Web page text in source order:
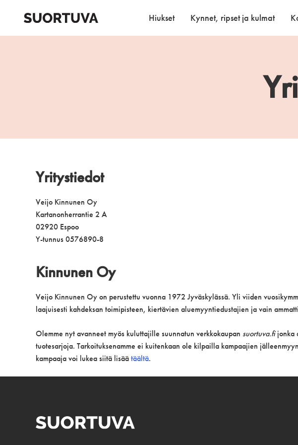
Hiukset Kynnet, ripset ja kulmat
Yritystiedot
Veijo Kinnunen Oy
Kartanonherrantie 2 A
02920 Espoo
Y-tunnus 0576890-8
Kinnunen Oy
Veijo Kinnunen Oy on perustettu vuonna 1972 Jyväskylässä. Yli viiden
laajuisesti kahdeksan toimipisteen, kiertävien aluemyyntiedustajien ja vain
Olemme nyt avanneet myös kuluttajille suunnatun verkkokaupan suortuva.fijonka
tuotesarjoja. Tarkoituksenamme ei kuitenkaan ole kilpailla kampaajien
kampaaja voi lukea siitä lisäätäältä.